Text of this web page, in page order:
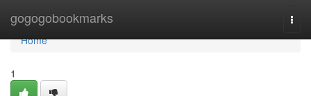
gogogobookmarks
Home
Home
1